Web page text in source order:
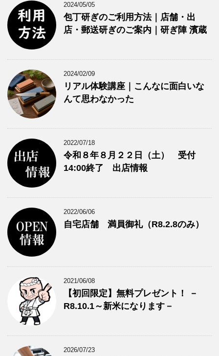
2024/05/05
包丁研ぎのご利用方法｜店舗・出
店・郵送研ぎのご案内｜研ぎ陣 濱蔵
2024/02/09
リアル体験講座｜こんなに面白いな
んて思わなかった
2022/07/18
令和８年８月２２日（土） 受付
14:00終了 出店情報
2022/06/06
自宅店舗 満員御礼（R8.2.8のみ）
2021/06/08
【初回限定】無料プレゼント！ －
R8.10.1～新米になります－
2026/07/23